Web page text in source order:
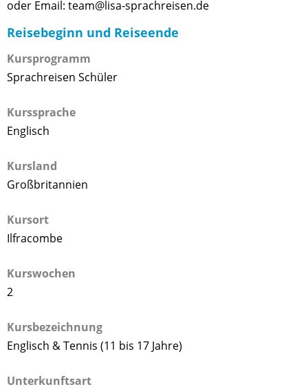
oder Email: team@lisa-sprachreisen.de
Reisebeginn und Reiseende
Kursprogramm
Sprachreisen Schüler
Kurssprache
Englisch
Kursland
Großbritannien
Kursort
Ilfracombe
Kurswochen
2
Kursbezeichnung
Englisch & Tennis (11 bis 17 Jahre)
Unterkunftsart